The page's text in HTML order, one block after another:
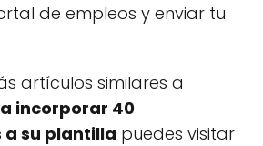
de empleos y enviar tu
artículos similares a
incorporar 40
su plantilla puedes visitar